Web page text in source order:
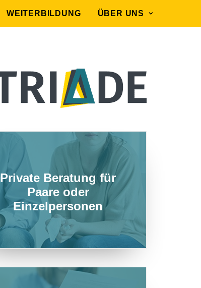
WEITERBILDUNG ÜBER UNS
Private Beratung für
Paare oder
Einzelpersonen